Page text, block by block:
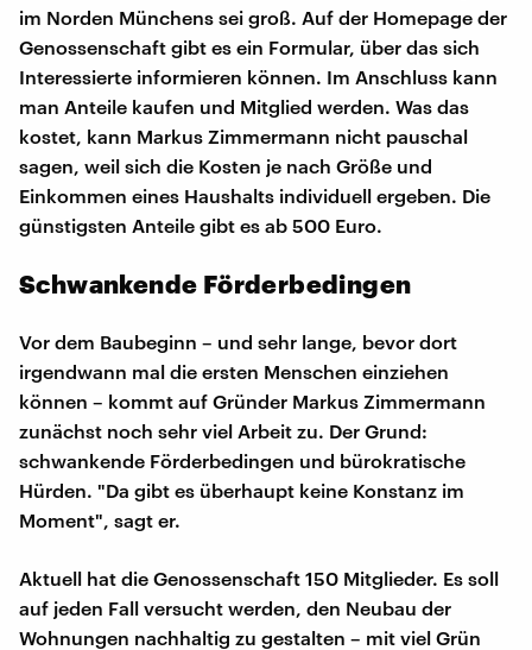
im Norden Münchens sei groß. Auf der Homepage der
Genossenschaft gibt es ein Formular, über das sich
Interessierte informieren können. Im Anschluss kann
man Anteile kaufen und Mitglied werden. Was das
kostet, kann Markus Zimmermann nicht pauschal
sagen, weil sich die Kosten je nach Größe und
Einkommen eines Haushalts individuell ergeben. Die
günstigsten Anteile gibt es ab 500 Euro.
Schwankende Förderbedingen
Vor dem Baubeginn – und sehr lange, bevor dort
irgendwann mal die ersten Menschen einziehen
können – kommt auf Gründer Markus Zimmermann
zunächst noch sehr viel Arbeit zu. Der Grund:
schwankende Förderbedingen und bürokratische
Hürden. "Da gibt es überhaupt keine Konstanz im
Moment", sagt er.
Aktuell hat die Genossenschaft 150 Mitglieder. Es soll
auf jeden Fall versucht werden, den Neubau der
Wohnungen nachhaltig zu gestalten – mit viel Grün